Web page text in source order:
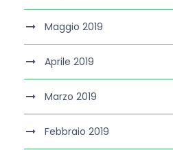
Maggio 2019
Aprile 2019
Marzo 2019
Febbraio 2019